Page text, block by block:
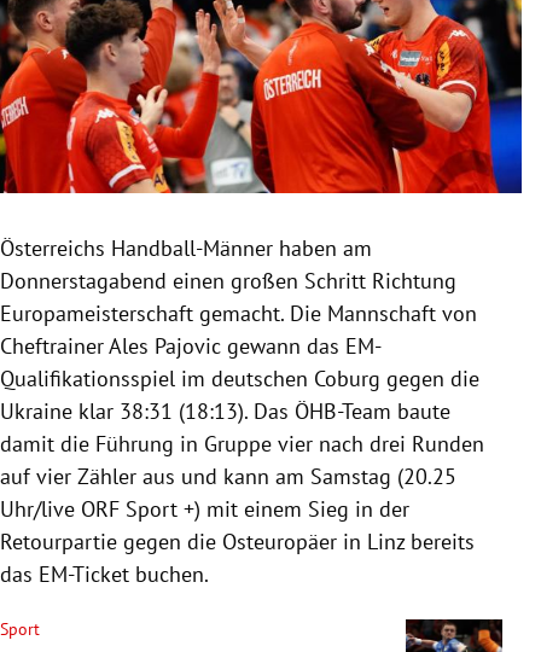
Untermenü
Untermenü
Untermenü
Untermenü
Untermenü
Österreichs Handball-Männer haben am
Donnerstagabend einen großen Schritt Richtung
Europameisterschaft gemacht. Die Mannschaft von
Cheftrainer Ales Pajovic gewann das EM-
Qualifikationsspiel im deutschen Coburg gegen die
Ukraine klar 38:31 (18:13). Das ÖHB-Team baute
damit die Führung in Gruppe vier nach drei Runden
auf vier Zähler aus und kann am Samstag (20.25
Uhr/live ORF Sport +) mit einem Sieg in der
Retourpartie gegen die Osteuropäer in Linz bereits
das EM-Ticket buchen.
Sport